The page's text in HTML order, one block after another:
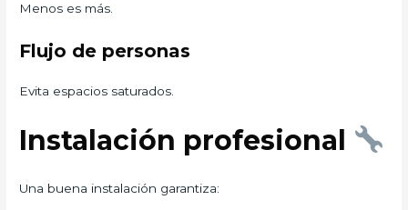
Menos es más.
Flujo de personas
Evita espacios saturados.
Instalación profesional
Una buena instalación garantiza: